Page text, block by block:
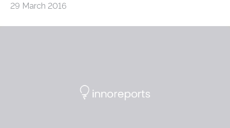
29 March 2016